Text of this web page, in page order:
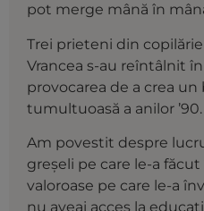
pot merge mână în
Trei prieteni din
Vrancea s-au reîntâlnit
provocarea de a crea
tumul­tuoasă a anilor ’90.
Am povestit despre
greșeli pe care le-a
valoroase pe care le-a
nu aveai acces la